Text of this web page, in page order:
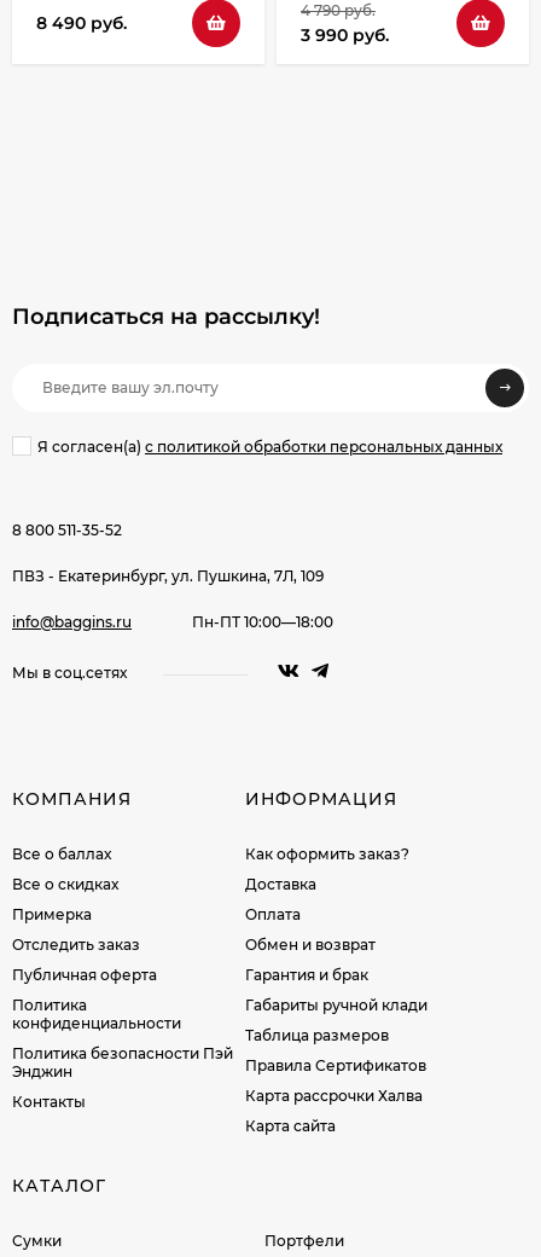
8 490 руб.
4 790 руб.
3 990 руб.
Подписаться на рассылкy!
Я согласен(a) с политикой обработки персональных данных
8 800 511-35-52
ПВЗ - Екатеринбург, ул. Пушкина, 7Л, 109
info@baggins.ru Пн-ПТ 10:00—18:00
Мы в соц.сетях
КОМПАНИЯ
Все о баллах
Все о скидках
Примерка
Отследить заказ
Публичная оферта
Политика
конфиденциальности
Политика безопасности Пэй
Энджин
Контакты
ИНФОРМАЦИЯ
Как оформить заказ?
Доставка
Оплата
Обмен и возврат
Гарантия и брак
Габариты ручной клади
Таблица размеров
Правила Сертификатов
Карта рассрочки Халва
Карта сайта
КАТАЛОГ
Сумки Портфели